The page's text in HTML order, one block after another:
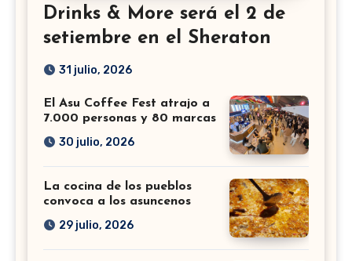
Drinks & More será el 2 de
setiembre en el Sheraton
31 julio, 2026
El Asu Coffee Fest atrajo a
7.000 personas y 80 marcas
30 julio, 2026
La cocina de los pueblos
convoca a los asuncenos
29 julio, 2026